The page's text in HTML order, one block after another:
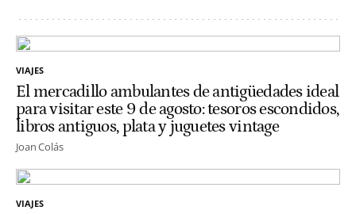
VIAJES
El mercadillo ambulantes de antigüedades ideal
para visitar este 9 de agosto: tesoros escondidos,
libros antiguos, plata y juguetes vintage
Joan Colás
VIAJES